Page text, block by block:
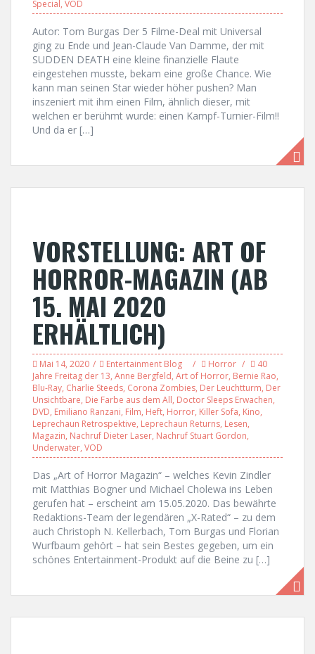
Special, VOD
Autor: Tom Burgas Der 5 Filme-Deal mit Universal
ging zu Ende und Jean-Claude Van Damme, der mit
SUDDEN DEATH eine kleine finanzielle Flaute
eingestehen musste, bekam eine große Chance. Wie
kann man seinen Star wieder höher pushen? Man
inszeniert mit ihm einen Film, ähnlich dieser, mit
welchen er berühmt wurde: einen Kampf-Turnier-Film!!
Und da er […]
VORSTELLUNG: ART OF
HORROR-MAGAZIN (AB
15. MAI 2020
ERHÄLTLICH)
Mai 14, 2020 Entertainment Blog Horror
40
Jahre Freitag der 13, Anne Bergfeld, Art of Horror, Bernie Rao,
Blu-Ray, Charlie Steeds, Corona Zombies, Der Leuchtturm, Der
Unsichtbare, Die Farbe aus dem All, Doctor Sleeps Erwachen,
DVD, Emiliano Ranzani, Film, Heft, Horror, Killer Sofa, Kino,
Leprechaun Retrospektive, Leprechaun Returns, Lesen,
Magazin, Nachruf Dieter Laser, Nachruf Stuart Gordon,
Underwater, VOD
Das „Art of Horror Magazin“ – welches Kevin Zindler
mit Matthias Bogner und Michael Cholewa ins Leben
gerufen hat – erscheint am 15.05.2020. Das bewährte
Redaktions-Team der legendären „X-Rated“ – zu dem
auch Christoph N. Kellerbach, Tom Burgas und Florian
Wurfbaum gehört – hat sein Bestes gegeben, um ein
schönes Entertainment-Produkt auf die Beine zu […]